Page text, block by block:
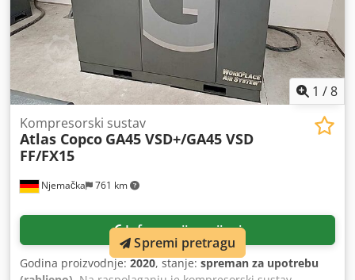
1 /8
Njemačka 761 km
Kompresorski sustav
Atlas Copco GA45 VSD+/GA45 VSD
FF/FX15
Informacije o cijeni
Godina proizvodnje: 2020, stanje: spreman za upotrebu
Spremi pretragu